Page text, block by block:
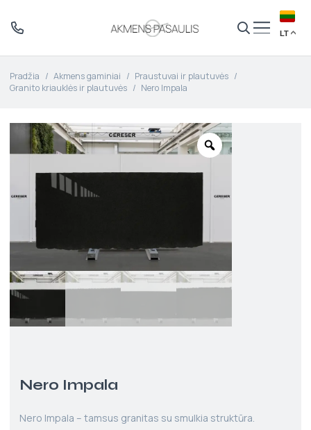
LT
Pradžia / Akmens gaminiai / Praustuvai ir plautuvės /
Granito kriauklės ir plautuvės / Nero Impala
Nero Impala
Nero Impala – tamsus granitas su smulkia struktūra.